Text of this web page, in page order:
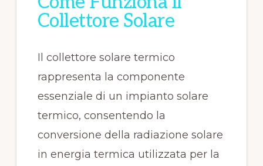
Collettore Solare
Il collettore solare termico
rappresenta la componente
essenziale di un impianto solare
termico, consentendo la
conversione della radiazione solare
in energia termica utilizzata per la